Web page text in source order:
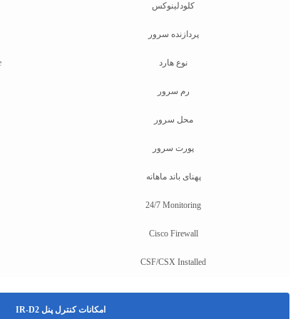
کلودلینوکس
پردازنده سرور
نوع هارد
رم سرور
محل سرور
پورت سرور
پهنای باند ماهانه
24/7 Monitoring
Cisco Firewall
CSF/CSX Installed
امکانات کنترل پنل IR-D2